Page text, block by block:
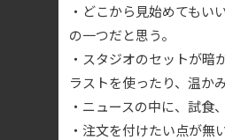
・どこから見始めてもい
の一つだと思う。
・スタジオのセットが暗
ラストを使ったり、温か
・ニュースの中に、試食
・注文を付けたい点が